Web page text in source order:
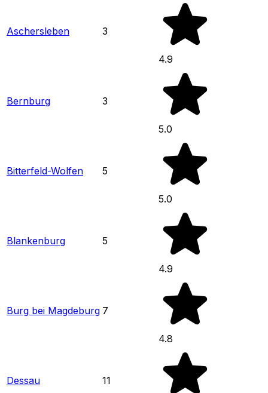
Aschersleben 3
4.9
Bernburg 3
5.0
Bitterfeld-Wolfen 5
5.0
Blankenburg 5
4.9
Burg bei Magdeburg 7
4.8
Dessau 11